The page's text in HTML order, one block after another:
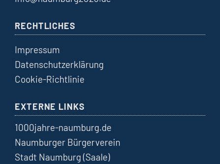
RECHTLICHES
Impressum
Datenschutzerklärung
Cookie-Richtlinie
EXTERNE LINKS
1000jahre-naumburg.de
Naumburger Bürgerverein
Stadt Naumburg (Saale)